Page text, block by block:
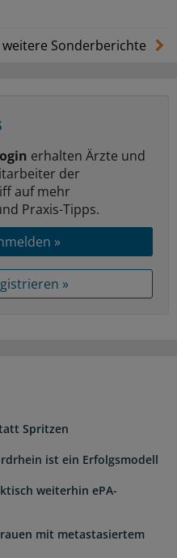
weitere Sonderberichte
erhalten Ärzte und
der
auf mehr
Praxis-Tipps.
»
»
Spritzen
ist ein Erfolgsmodell
weiterhin ePA-
mit metastasiertem